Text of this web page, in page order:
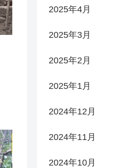
2025年4月
2025年3月
2025年2月
2025年1月
2024年12月
2024年11月
2024年10月